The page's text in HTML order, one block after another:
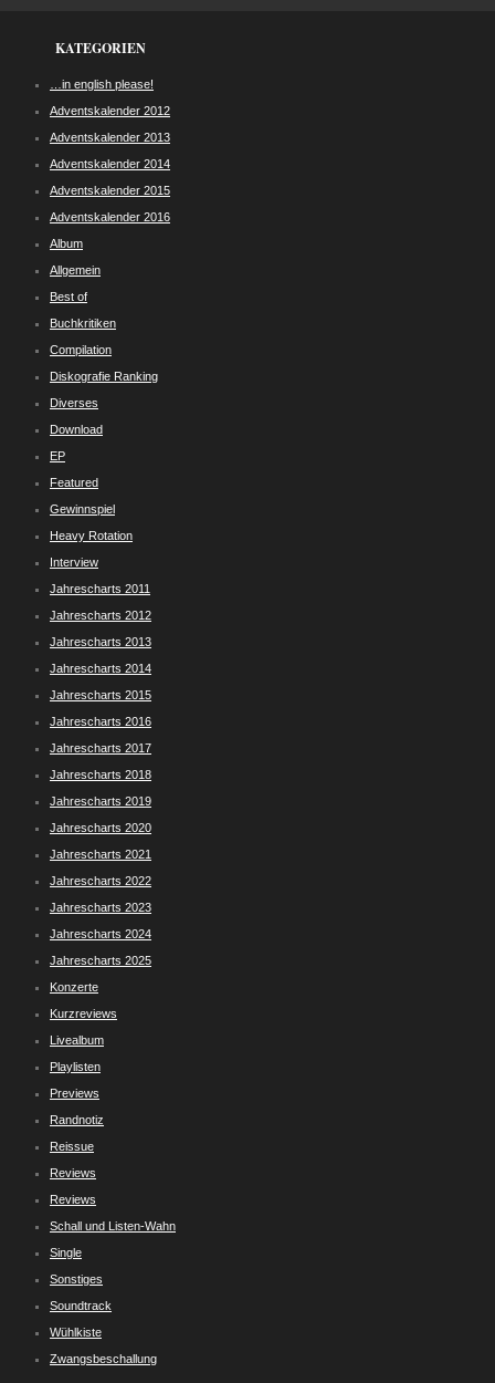
KATEGORIEN
…in english please!
Adventskalender 2012
Adventskalender 2013
Adventskalender 2014
Adventskalender 2015
Adventskalender 2016
Album
Allgemein
Best of
Buchkritiken
Compilation
Diskografie Ranking
Diverses
Download
EP
Featured
Gewinnspiel
Heavy Rotation
Interview
Jahrescharts 2011
Jahrescharts 2012
Jahrescharts 2013
Jahrescharts 2014
Jahrescharts 2015
Jahrescharts 2016
Jahrescharts 2017
Jahrescharts 2018
Jahrescharts 2019
Jahrescharts 2020
Jahrescharts 2021
Jahrescharts 2022
Jahrescharts 2023
Jahrescharts 2024
Jahrescharts 2025
Konzerte
Kurzreviews
Livealbum
Playlisten
Previews
Randnotiz
Reissue
Reviews
Reviews
Schall und Listen-Wahn
Single
Sonstiges
Soundtrack
Wühlkiste
Zwangsbeschallung